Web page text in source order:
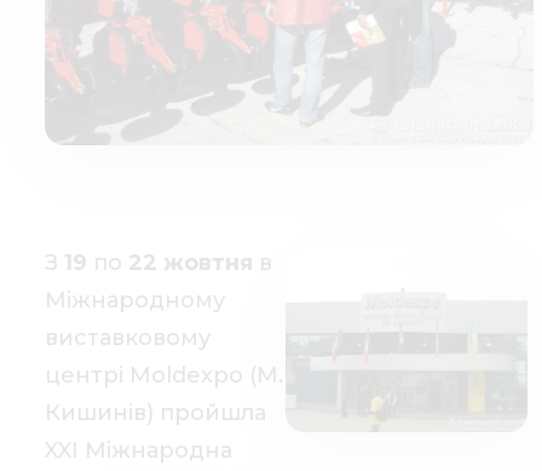
З 19 по 22 жовтня в
Міжнародному
виставковому
центрі Moldexpo (М.
Кишинів) пройшла
XXI Міжнародна